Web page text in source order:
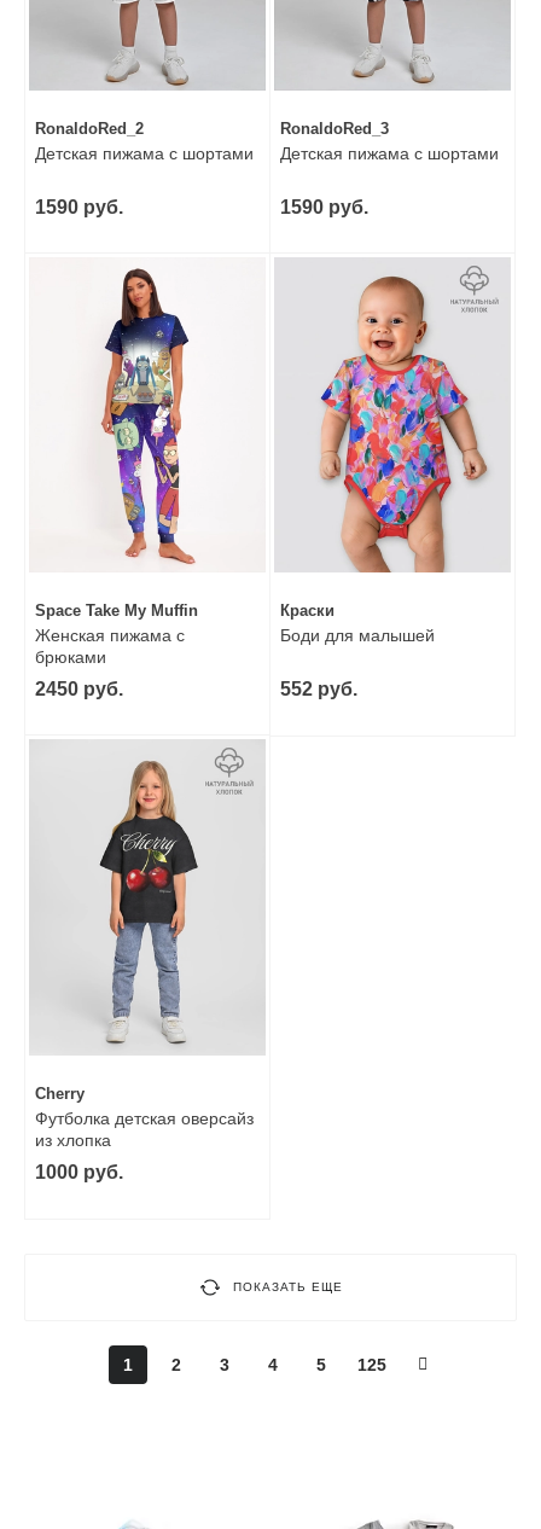
RonaldoRed_2
Детская пижама с шортами
1590 руб.
RonaldoRed_3
Детская пижама с шортами
1590 руб.
Space Take My Muffin
Женская пижама с
брюками
2450 руб.
Краски
Боди для малышей
552 руб.
Cherry
Футболка детская оверсайз
из хлопка
1000 руб.
ПОКАЗАТЬ ЕЩЕ
1 2 3 4 5 125